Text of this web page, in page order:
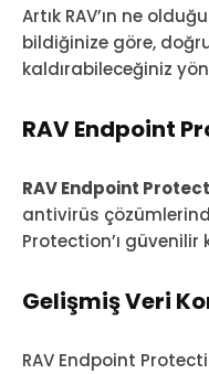
Artık RAV’ın ne
bildiğinize göre,
kaldırabileceğiniz
RAV Endpoint
RAV Endpoint
antivirüs
Protection’ı güvenilir
Gelişmiş Veri
RAV Endpoint